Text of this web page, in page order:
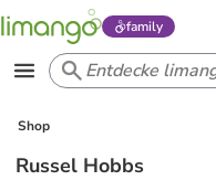
family
Shop
Russel Hobbs